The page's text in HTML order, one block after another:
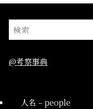
@考察事典
人名 – people